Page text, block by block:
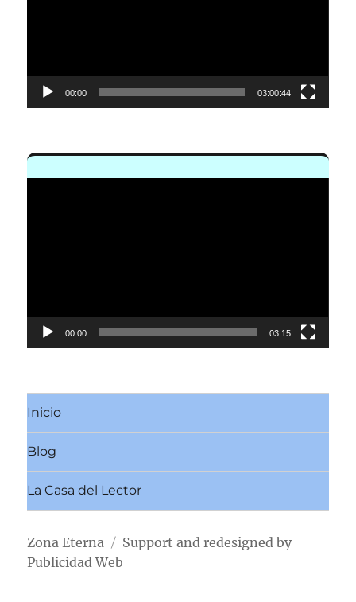
00:00 03:00:44
00:00 03:15
Inicio
Blog
La Casa del Lector
Zona Eterna
Support and redesigned by
Publicidad Web